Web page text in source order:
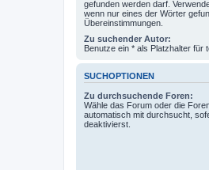
gefunden werden darf.
wenn nur eines der Wörter
Übereinstimmungen.
Zu suchender Autor:
Benutze ein * als Platzhalter für
SUCHOPTIONEN
Zu durchsuchende Foren:
Wähle das Forum oder die
automatisch mit durchsucht,
deaktivierst.